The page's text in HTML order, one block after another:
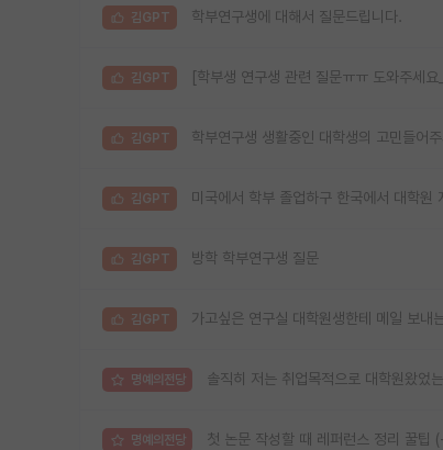
김GPT 학부연구생에 대해서 질문드립니다.
김GPT [학부생 연구생 관련 질문ㅠㅠ 도와주세요
김GPT 학부연구생 생활중인 대학생의 고민들어주
김GPT 미국에서 학부 졸업하구 한국에서 대학원
김GPT 방학 학부연구생 질문
김GPT 가고싶은 연구실 대학원생한테 메일 보내
명예의전당 솔직히 저는 취업목적으로 대학원왔었
명예의전당 첫 논문 작성할 때 레퍼런스 정리 꿀팁